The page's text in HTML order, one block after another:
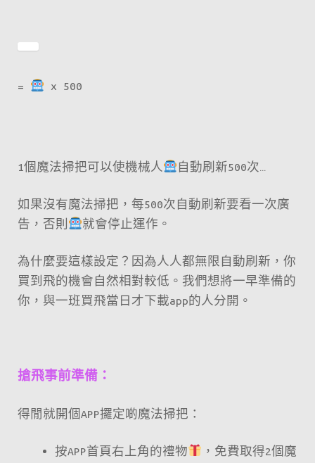
= x 500
1個魔法掃把可以使機械人 自動刷新500次…
如果沒有魔法掃把，每500次自動刷新要看一次廣
告，否則
就會停止運作。
為什麼要這樣設定？因為人人都無限自動刷新，你
買到飛的機會自然相對較低。我們想將一早準備的
你，與一班買飛當日才下載app的人分開。
搶飛事前準備：
得閒就開個APP攞定啲魔法掃把：
按APP首頁右上角的禮物
，免費取得2個魔